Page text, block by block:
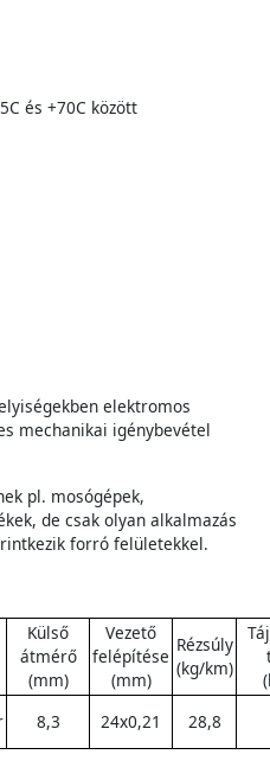
és +70C között
elektromos
mechanikai igénybevétel
pl. mosógépek,
de csak olyan alkalmazás
forró felületekkel.
Külső
átmérő
(mm)
Vezető
felépítése
(mm)
Rézsúly
(kg/km)
8,3 24x0,21 28,8